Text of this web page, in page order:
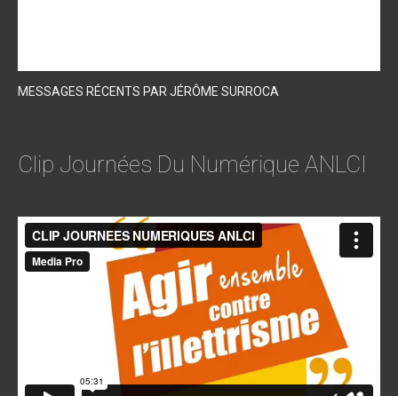
MESSAGES RÉCENTS PAR JÉRÔME SURROCA
Clip Journées Du Numérique ANLCI
CLIP JOURNEES NUMERIQUES ANLCIfrom media pro
Vimeo.